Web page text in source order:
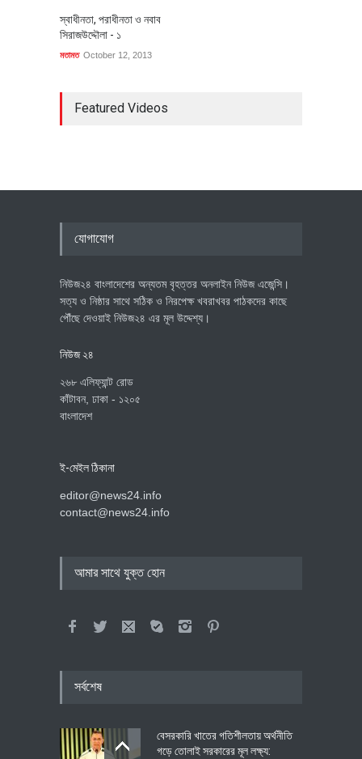
স্বাধীনতা, পরাধীনতা ও নবাব
সিরাজউদ্দৌলা - ১
মতামত October 12, 2013
Featured Videos
যোগাযোগ
নিউজ২৪ বাংলাদেশের অন্যতম বৃহত্তর অনলাইন নিউজ এজেন্সি।
সত্য ও নিষ্ঠার সাথে সঠিক ও নিরপেক্ষ খবরাখবর পাঠকদের কাছে
পৌঁছে দেওয়াই নিউজ২৪ এর মূল উদ্দেশ্য।
নিউজ ২৪
২৬৮ এলিফ্যান্ট রোড
কাঁটাবন, ঢাকা - ১২০৫
বাংলাদেশ
ই-মেইল ঠিকানা
editor@news24.info
contact@news24.info
আমার সাথে যুক্ত হোন
সর্বশেষ
বেসরকারি খাতের গতিশীলতায় অর্থনীতি
গড়ে তোলাই সরকারের মূল লক্ষ্য: